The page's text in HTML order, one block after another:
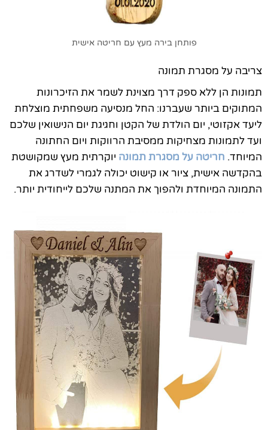
פותחן בירה מעץ עם חריטה אישית
צריבה על מסגרת תמונה
תמונות הן ללא ספק דרך מצוינת לשמר את הזיכרונות
המתוקים ביותר שעברנו: החל מנסיעה משפחתית מוצלחת
ליעד אקזוטי, יום הולדת של הקטן וחגיגת יום הנישואין שלכם
ועד לתמונות מצחיקות ממסיבת הרווקות ויום החתונה
המיוחד. חריטה על מסגרת תמונה יוקרתית מעץ שמקושטת
בהקדשה אישית, ציור או קישוט יכולה לגמרי לשדרג את
התמונה המיוחדת ולהפוך את המתנה שלכם לייחודית יותר.